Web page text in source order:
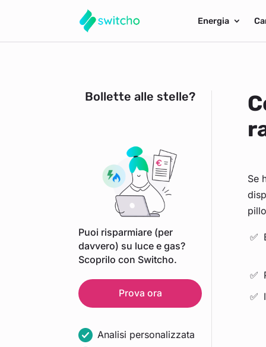
Energia
Bollette alle stelle?
Puoi risparmiare (per
davvero) su luce e gas?
Scoprilo con Switcho.
Prova ora
Analisi personalizzata
Se